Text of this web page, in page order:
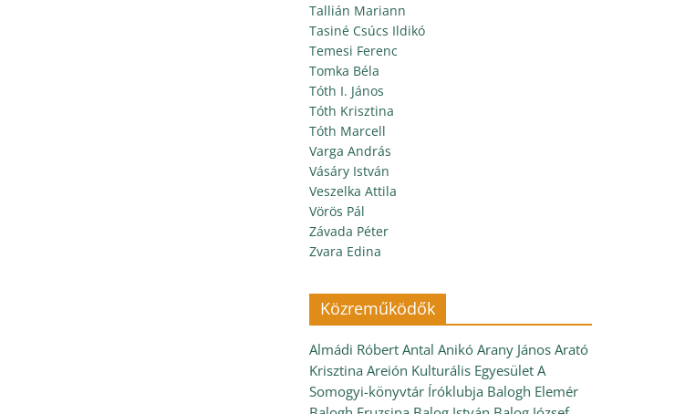
Tallián Mariann
Tasiné Csúcs Ildikó
Temesi Ferenc
Tomka Béla
Tóth I. János
Tóth Krisztina
Tóth Marcell
Varga András
Vásáry István
Veszelka Attila
Vörös Pál
Závada Péter
Zvara Edina
Közreműködők
Almádi Róbert Antal Anikó Arany János Arató
Krisztina Areión Kulturális Egyesület A
Somogyi-könyvtár Íróklubja Balogh Elemér